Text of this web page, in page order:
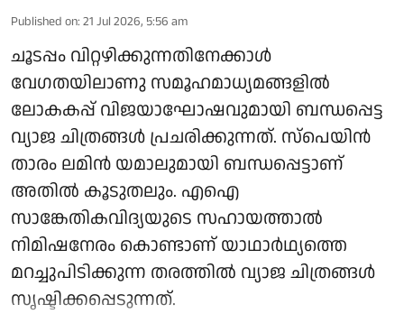
Published on: 21 Jul 2026, 5:56 am
ചൂടപ്പം വിറ്റഴിക്കുന്നതിനേക്കാൾ
വേഗതയിലാണു സമൂഹമാധ്യമങ്ങളിൽ
ലോകകപ്പ് വിജയാഘോഷവുമായി ബന്ധപ്പെട്ട
വ്യാജ ചിത്രങ്ങൾ പ്രചരിക്കുന്നത്. സ്‌പെയിൻ
താരം ലമിൻ യമാലുമായി ബന്ധപ്പെട്ടാണ്
അതിൽ കൂടുതലും. എഐ
സാങ്കേതികവിദ്യയുടെ സഹായത്താൽ
നിമിഷനേരം കൊണ്ടാണ് യാഥാർഥ്യത്തെ
മറച്ചുപിടിക്കുന്ന തരത്തിൽ വ്യാജ ചിത്രങ്ങൾ
സൃഷ്ടിക്കപ്പെടുന്നത്.